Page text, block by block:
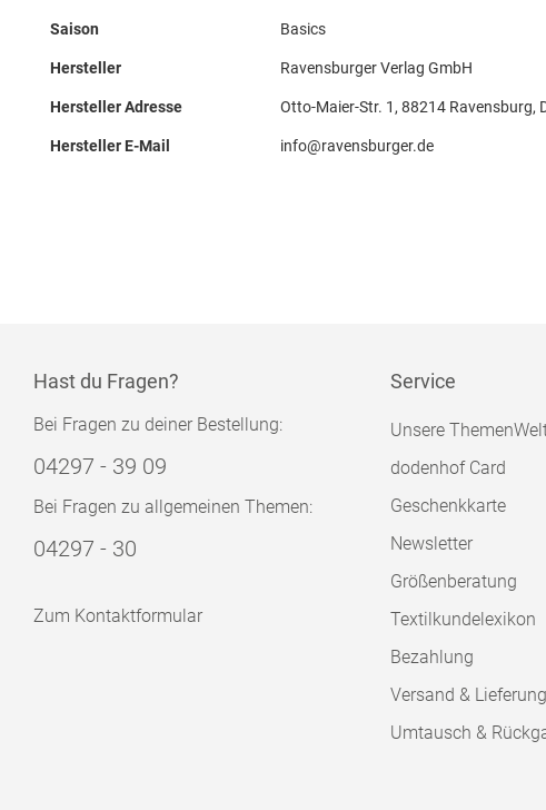
Saison Basics
Hersteller Ravensburger Verlag GmbH
Hersteller Adresse Otto-Maier-Str. 1, 88214 Ravensburg,
Hersteller E-Mail info@ravensburger.de
Hast du Fragen?
Bei Fragen zu deiner Bestellung:
04297 - 39 09
Bei Fragen zu allgemeinen Themen:
04297 - 30
Zum Kontaktformular
Service
Unsere
dodenhof Card
Geschenkkarte
Newsletter
Größenberatung
Textilkundelexikon
Bezahlung
Versand & Lieferung
Umtausch &